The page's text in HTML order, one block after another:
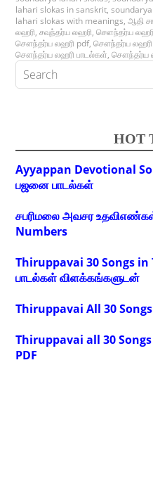
lahari slokas in sanskrit,
lahari slokas with meanings,ஆதி
லஹரி,சவுந்தர்ய லஹரி,செளந்தர்ய
சௌந்தர்ய லஹரி pdf,சௌந்தர்ய லஹரி
சௌந்தர்ய லஹரி பாடல்கள்,சௌந்தர்ய
HOT
Ayyappan Devotional
பஜனை பாடல்கள்
சபரிமலை அவசர
Numbers
Thiruppavai 30 Songs in
பாடல்கள் விளக்கங்களுடன்
Thiruppavai All 30
Thiruppavai all 30
PDF